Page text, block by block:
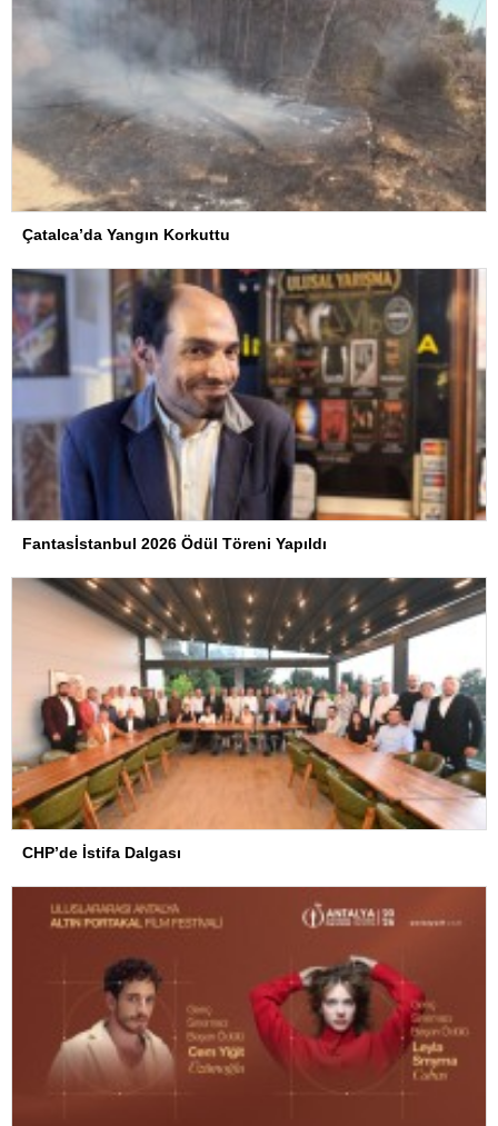
Çatalca’da Yangın Korkuttu
Fantasİstanbul 2026 Ödül Töreni Yapıldı
CHP’de İstifa Dalgası